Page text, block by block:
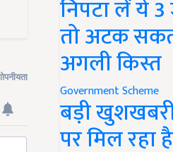
निपटा लें ये
तो अटक
अगली किस्त
Government Scheme
बड़ी
पर मिल रहा